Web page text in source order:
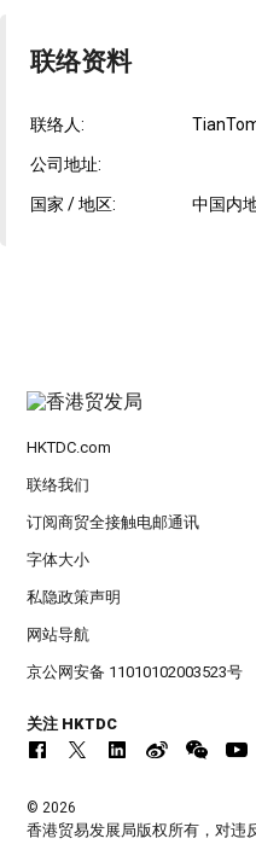
联络资料
联络人:
公司地址:
国家 / 地区: 中国内
HKTDC.com
联络我们
订阅商贸全接触电邮通讯
字体大小
私隐政策声明
网站导航
京公网安备 11010102003523号
关注 HKTDC
© 2026
香港贸易发展局版权所有，对违